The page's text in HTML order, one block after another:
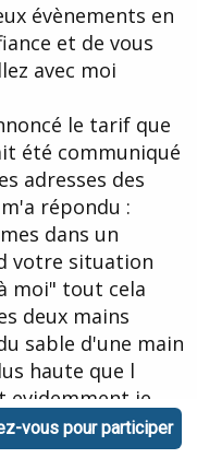
évènements en
et de vous
avec moi
le tarif que
été communiqué
adresses des
répondu :
dans un
votre situation
moi" tout cela
deux mains
sable d'une main
haute que l
evidemment je
compris son
car il est à 80€ je
vous pour participer